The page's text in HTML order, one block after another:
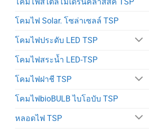
โคมไฟสไตล์โมเดิร์นคลาสสิค TSP
โคมไฟ Solar. โซล่าเซลล์ TSP
โคมไฟประดับ LED TSP
โคมไฟสระน้ำ LED-TSP
โคมไฟฝาชี TSP
โคมไฟbioBULB ไบโอบับ TSP
หลอดไฟ TSP